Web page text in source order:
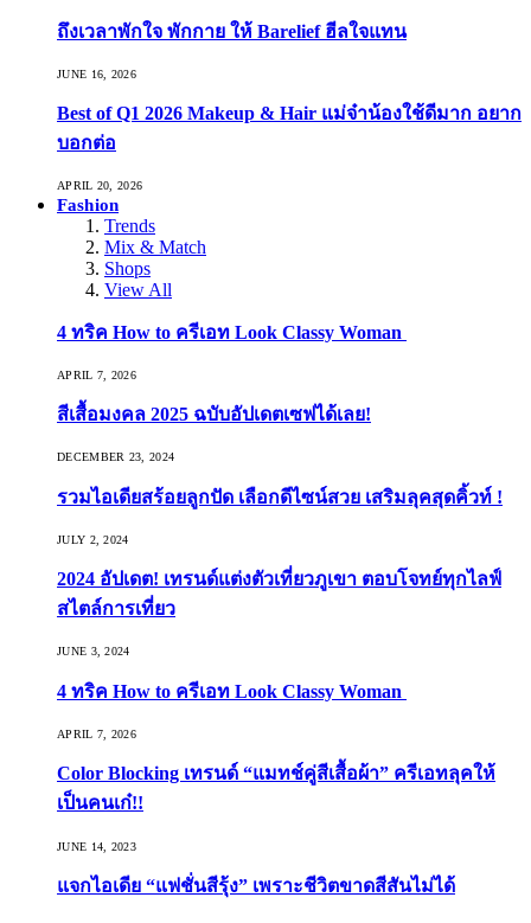
ถึงเวลาพักใจ พักกาย ให้ Barelief ฮีลใจแทน
JUNE 16, 2026
Best of Q1 2026 Makeup & Hair แม่จ๋าน้องใช้ดีมาก อยาก
บอกต่อ
APRIL 20, 2026
Fashion
Trends
Mix & Match
Shops
View All
4 ทริค How to ครีเอท Look Classy Woman
APRIL 7, 2026
สีเสื้อมงคล 2025 ฉบับอัปเดตเซฟได้เลย!
DECEMBER 23, 2024
รวมไอเดียสร้อยลูกปัด เลือกดีไซน์สวย เสริมลุคสุดคิ้วท์ !
JULY 2, 2024
2024 อัปเดต! เทรนด์แต่งตัวเที่ยวภูเขา ตอบโจทย์ทุกไลฟ์
สไตล์การเที่ยว
JUNE 3, 2024
4 ทริค How to ครีเอท Look Classy Woman
APRIL 7, 2026
Color Blocking เทรนด์ “แมทช์คู่สีเสื้อผ้า” ครีเอทลุคให้
เป็นคนเก๋!!
JUNE 14, 2023
แจกไอเดีย “แฟชั่นสีรุ้ง” เพราะชีวิตขาดสีสันไม่ได้